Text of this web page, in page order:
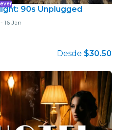
90s Unplugged
- 16 Jan
Desde $30.50